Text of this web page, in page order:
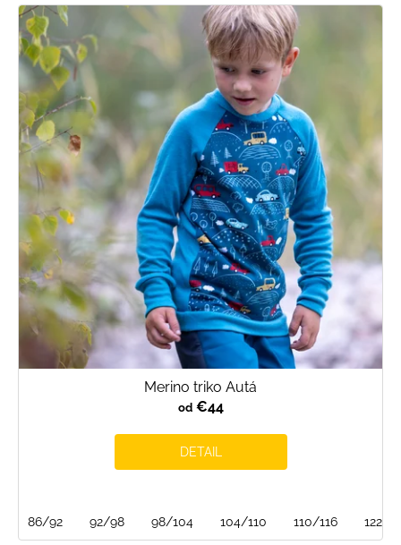
V
ý
p
i
s
p
r
o
d
u
k
t
o
v
Merino triko Autá
od€44
DETAIL
86/92 92/98 98/104 104/110 110/116 122/